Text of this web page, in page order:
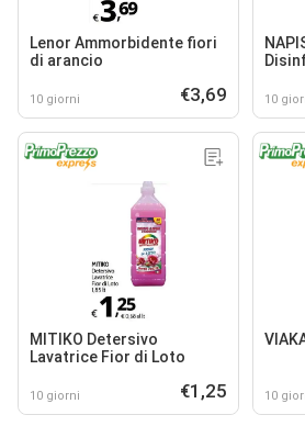
Lenor Ammorbidente fiori
di arancio
10 giorni €3,69 10
MITIKO Detersivo
Lavatrice Fior di Loto
10 giorni €1,25 10